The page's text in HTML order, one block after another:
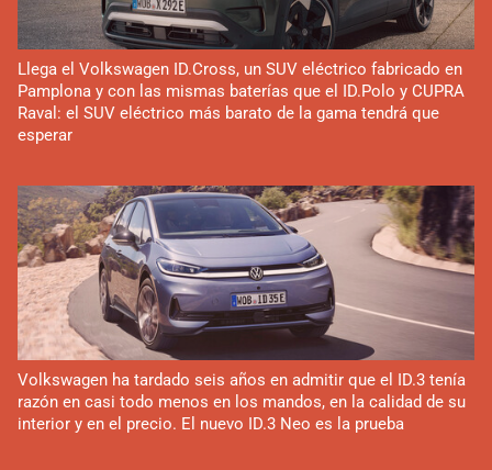
Llega el Volkswagen ID.Cross, un SUV eléctrico fabricado en
Pamplona y con las mismas baterías que el ID.Polo y CUPRA
Raval: el SUV eléctrico más barato de la gama tendrá que
esperar
Volkswagen ha tardado seis años en admitir que el ID.3 tenía
razón en casi todo menos en los mandos, en la calidad de su
interior y en el precio. El nuevo ID.3 Neo es la prueba